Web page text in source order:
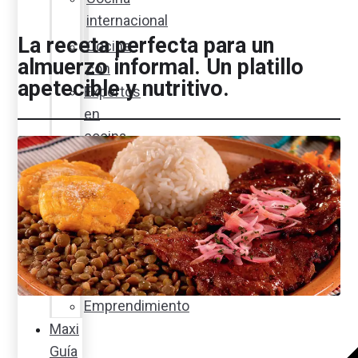
internacional
Cocine
con
Expertos
en
cocina
Noticias
Ambiente
Favorita
en
acción
Corporativo
Emprendimiento
Maxi
Guía
La receta perfecta para un
almuerzo informal. Un platillo
apetecible y nutritivo.